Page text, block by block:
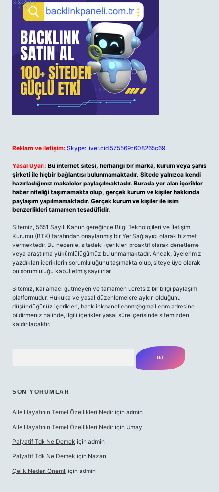
Reklam ve İletişim: Skype: live:.cid.575569c608265c69
Yasal Uyarı: Bu internet sitesi, herhangi bir marka, kurum veya şahıs
şirketi ile hiçbir bağlantısı bulunmamaktadır. Sitede yalnızca kendi
hazırladığımız makaleler paylaşılmaktadır. Burada yer alan içerikler
haber niteliği taşımamakta olup, gerçek kurum ve kişiler hakkında
paylaşım yapılmamaktadır. Gerçek kurum ve kişiler ile isim
benzerlikleri tamamen tesadüfidir.
Sitemiz, 5651 Sayılı Kanun gereğince Bilgi Teknolojileri ve İletişim
Kurumu (BTK) tarafından onaylanmış bir Yer Sağlayıcı olarak hizmet
vermektedir. Bu nedenle, sitedeki içerikleri proaktif olarak denetleme
veya araştırma yükümlülüğümüz bulunmamaktadır. Ancak, üyelerimiz
yazdıkları içeriklerin sorumluluğunu taşımakta olup, siteye üye olarak
bu sorumluluğu kabul etmiş sayılırlar.
Sitemiz, kar amacı gütmeyen ve tamamen ücretsiz bir bilgi paylaşım
platformudur. Hukuka ve yasal düzenlemelere aykırı olduğunu
düşündüğünüz içerikleri, backlinkpanelicomtr@gmail.com adresine
bildirmeniz halinde, ilgili içerikler yasal süre içerisinde sitemizden
kaldırılacaktır.
SON YORUMLAR
Aile Hayatının Temel Özellikleri Nedir için admin
Aile Hayatının Temel Özellikleri Nedir için Umay
Palyatif Tdk Ne Demek için admin
Palyatif Tdk Ne Demek için Nazan
Çelik Neden Önemli için admin